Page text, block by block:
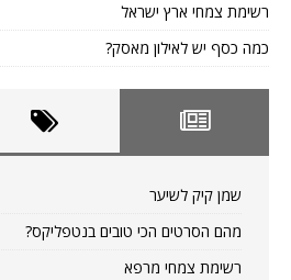
רשימת צמחי ארץ ישראל
כמה כסף יש לאילון מאסק?
שמן קיק לשיער
מהם הסרטים הכי טובים בנטפליקס?
רשימת צמחי מרפא